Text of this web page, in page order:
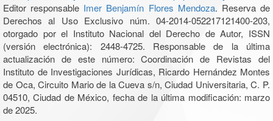
Editor responsable Imer Benjamín Flores Mendoza. Reserva de
Derechos al Uso Exclusivo núm. 04-2014-052217121400-203,
otorgado por el Instituto Nacional del Derecho de Autor, ISSN
(versión electrónica): 2448-4725. Responsable de la última
actualización de este número: Coordinación de Revistas del
Instituto de Investigaciones Jurídicas, Ricardo Hernández Montes
de Oca, Circuito Mario de la Cueva s/n, Ciudad Universitaria, C. P.
04510, Ciudad de México, fecha de la última modificación: marzo
de 2025.